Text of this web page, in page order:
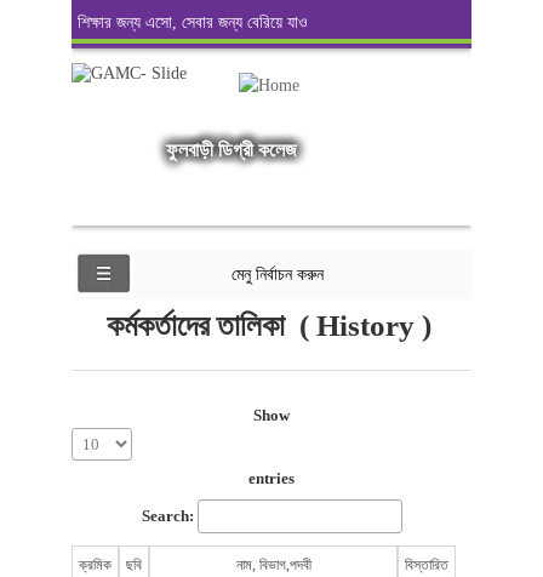
শিক্ষার জন্য এসো, সেবার জন্য বেরিয়ে যাও
ফুলবাড়ী ডিগ্রী কলেজ
মেনু নির্বাচন করুন
কর্মকর্তাদের তালিকা ( History )
Show
entries
Search:
ক্রমিক ছবি নাম, বিভাগ,পদবী বিস্তারিত